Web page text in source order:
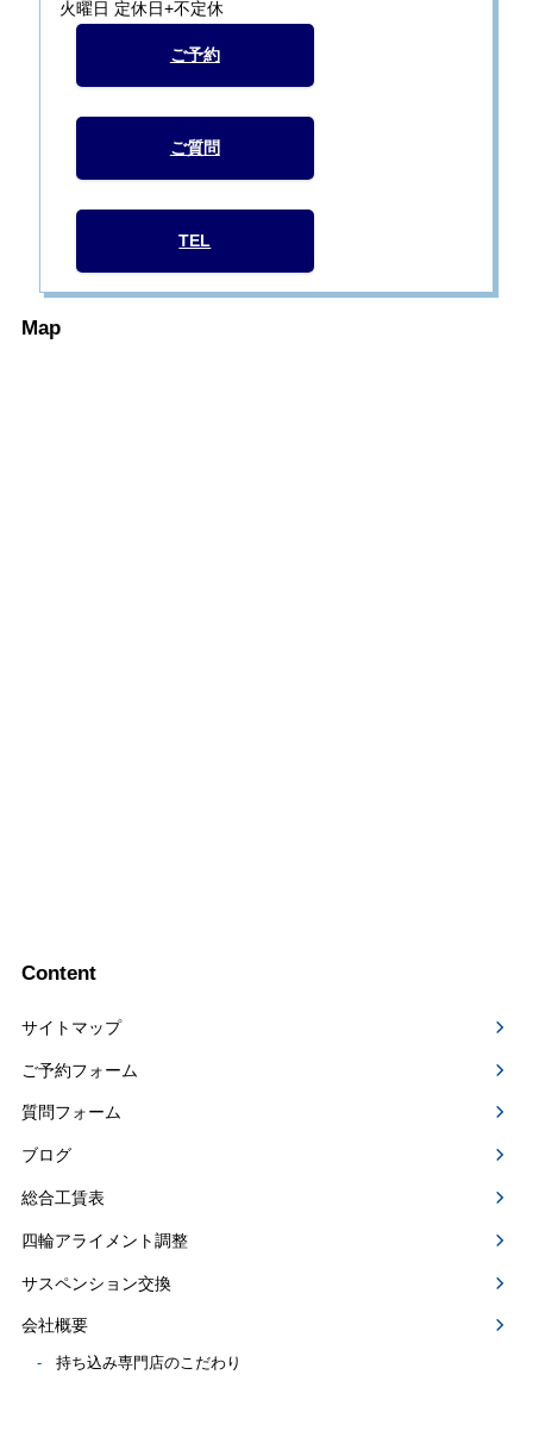
火曜日 定休日+不定休
ご予約
ご質問
TEL
Map
Content
サイトマップ
ご予約フォーム
質問フォーム
ブログ
総合工賃表
四輪アライメント調整
サスペンション交換
会社概要
持ち込み専門店のこだわり